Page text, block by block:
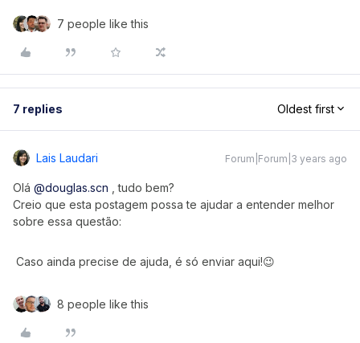
7 people like this
7 replies Oldest first
Lais Laudari Forum|Forum|3 years ago
Olá @douglas.scn , tudo bem?
Creio que esta postagem possa te ajudar a entender melhor
sobre essa questão:
Caso ainda precise de ajuda, é só enviar aqui!😉
8 people like this